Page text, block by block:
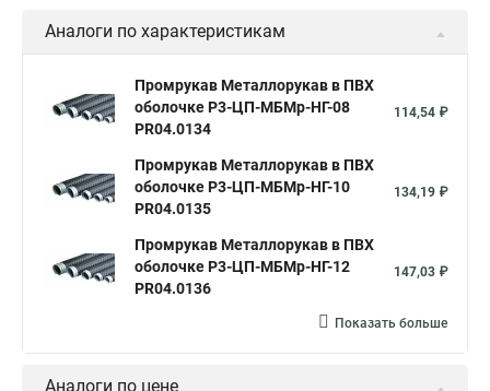
Металлорукав в пвх 50 Металлорукав в изоляции 20
Металлорукав ду Металлорукав для кабеля
Металлорукав зэта Металлорукав мрпи
Металлорукав в пвх изоляции рз
Металлорукав выхлопной Металлорукав кабельный
Металлорукав нержавеющий
Соединитель металлорукава
Аналоги по характеристикам
Промрукав Металлорукав в ПВХ
оболочке Р3-ЦП-МБМр-НГ-08
PR04.0134
114,54 ₽
Промрукав Металлорукав в ПВХ
оболочке Р3-ЦП-МБМр-НГ-10
PR04.0135
134,19 ₽
Промрукав Металлорукав в ПВХ
оболочке Р3-ЦП-МБМр-НГ-12
PR04.0136
147,03 ₽
Показать больше
Аналоги по цене